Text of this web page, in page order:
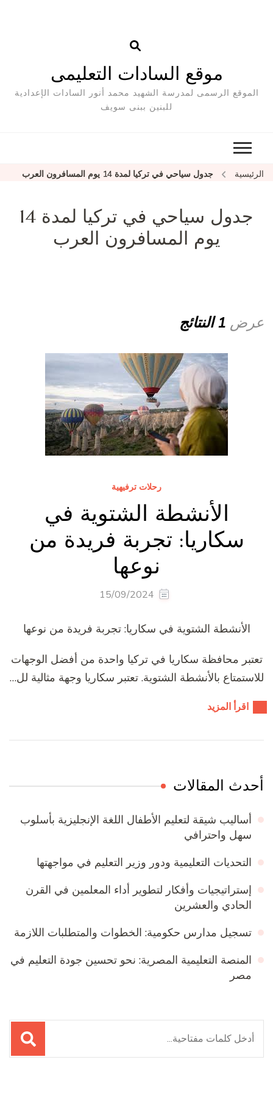
موقع السادات التعليمى
الموقع الرسمى لمدرسة الشهيد محمد أنور السادات الإعدادية
للبنين ببنى سويف
الرئيسية جدول سياحي في تركيا لمدة 14 يوم المسافرون العرب
جدول سياحي في تركيا لمدة 14
يوم المسافرون العرب
عرض 1 النتائج
رحلات ترفيهية
الأنشطة الشتوية في
سكاريا: تجربة فريدة من
نوعها
15/09/2024
الأنشطة الشتوية في سكاريا: تجربة فريدة من نوعها
تعتبر محافظة سكاريا في تركيا واحدة من أفضل الوجهات
للاستمتاع بالأنشطة الشتوية. تعتبر سكاريا وجهة مثالية لل…
اقرأ المزيد
أحدث المقالات
أساليب شيقة لتعليم الأطفال اللغة الإنجليزية بأسلوب
سهل واحترافي
التحديات التعليمية ودور وزير التعليم في مواجهتها
إستراتيجيات وأفكار لتطوير أداء المعلمين في القرن
الحادي والعشرين
تسجيل مدارس حكومية: الخطوات والمتطلبات اللازمة
المنصة التعليمية المصرية: نحو تحسين جودة التعليم في
مصر
البحث
عن: